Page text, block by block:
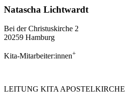
Natascha Lichtwardt
Bei der Christuskirche 2
20259 Hamburg
Kita-Mitarbeiter:innen+
LEITUNG KITA APOSTELKIRCHE